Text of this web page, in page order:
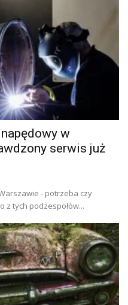
w
serwis już
- potrzeba czy
z tych podzespołów...